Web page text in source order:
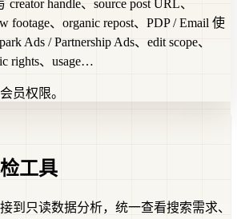
handle、source post URL、
footage、organic repost、PDP / Email 使
Ads / Partnership Ads、edit scope、
rights、usage…
员权限。
工具
到只读数据分析，统一查看搜索需求、